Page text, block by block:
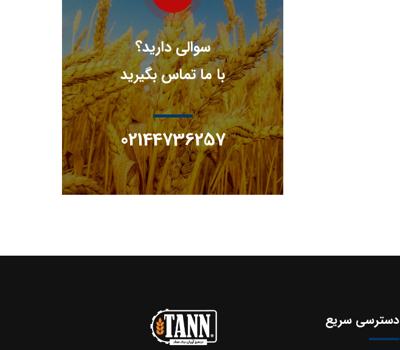
سوالی دارید؟
با ما تماس بگیرید
02144736257
دسترسی سریع